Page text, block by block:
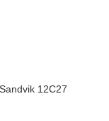
12C27